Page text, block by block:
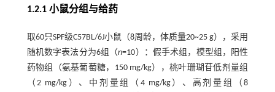
1.2.1 小鼠分组与给药
取60只SPF级C57BL/6J小鼠（8周龄，体质量20~25 g），采用
随机数字表法分为6组（n=10）：假手术组，模型组，阳性
药物组（氨基葡萄糖，150 mg/kg），桃叶珊瑚苷低剂量组
（2 mg/kg）、中剂量组（4 mg/kg）、高剂量组（8